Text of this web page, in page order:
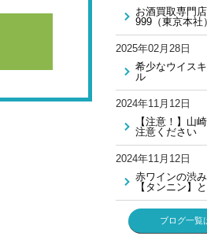
お酒買取専門
999（東京本社
2025年02月28日
希少なウイス
ル
2024年11月12日
【注意！】山
注意ください
2024年11月12日
赤ワインの渋
【タンニン】
ブログ一覧